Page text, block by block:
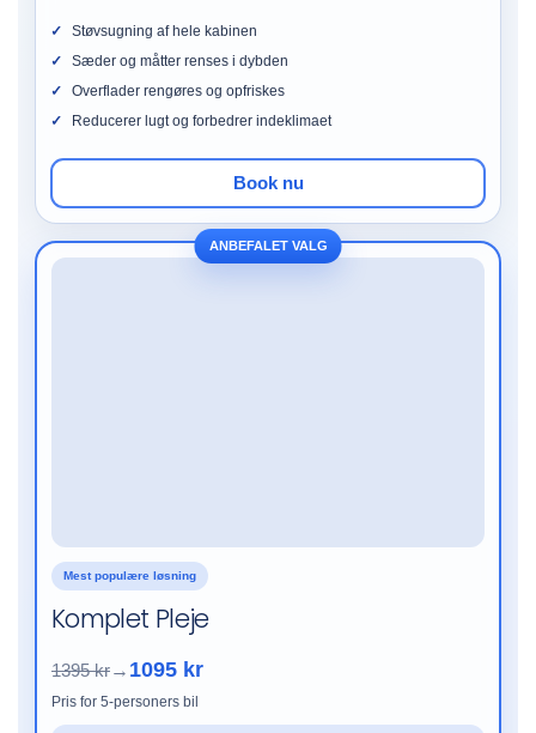
Støvsugning af hele kabinen
Sæder og måtter renses i dybden
Overflader rengøres og opfriskes
Reducerer lugt og forbedrer indeklimaet
Book nu
ANBEFALET VALG
Mest populære løsning
Komplet Pleje
1395 kr→ 1095 kr
Pris for 5-personers bil